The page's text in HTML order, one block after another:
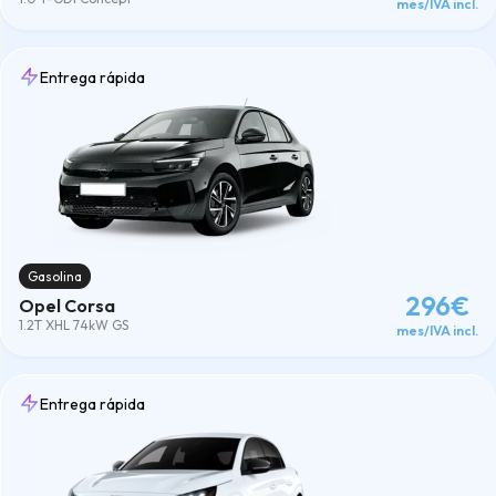
Diésel
Eléctrico(18)
GLP-Gasolina(5)
Híbrido(47)
Híbrido-Enchufable(30)
Micro-Híbrido(47)
mes/IVA incl.
Entrega rápida
Gasolina
Opel Corsa
1.2T XHL 74kW GS
296€
mes/IVA incl.
Entrega rápida